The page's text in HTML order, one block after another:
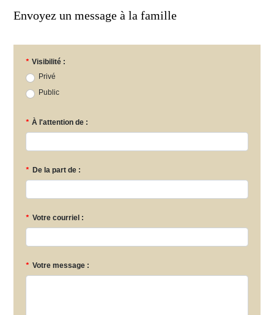
Envoyez un message à la famille
* Visibilité :
Privé
Public
* À l'attention de :
* De la part de :
* Votre courriel :
* Votre message :